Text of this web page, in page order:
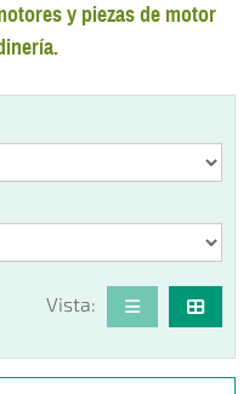
y piezas de motor
Vista: